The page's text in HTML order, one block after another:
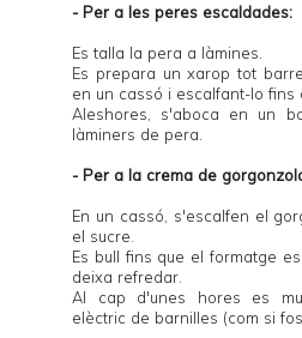
- Per a les peres escaldades:
Es talla la pera a làmines.
Es prepara un xarop tot
en un cassó i escalfant-lo fins
Aleshores, s'aboca en un
làminers de pera.
- Per a la crema de
En un cassó, s'escalfen el
el sucre.
Es bull fins que el formatge
deixa refredar.
Al cap d'unes hores es
elèctric de barnilles (com si